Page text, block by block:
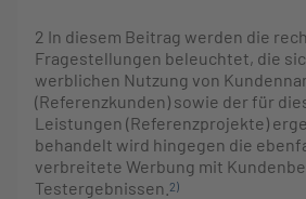
2 In diesem Beitrag werden die
Fragestellungen beleuchtet, die
werblichen Nutzung von
(Referenzkunden) sowie der für
Leistungen (Referenzprojekte)
behandelt wird hingegen die
verbreitete Werbung mit
Testergebnissen. 2)